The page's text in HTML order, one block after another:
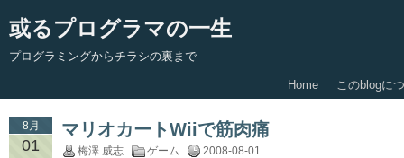
或るプログラマの一生
プログラミングからチラシの裏まで
Home このblogに
8月
01
マリオカートWiiで筋肉痛
梅澤 威志 ゲーム 2008-08-01